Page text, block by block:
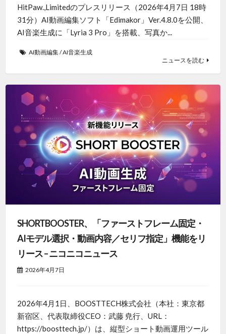
HitPaw.,Limitedのプレスリリース（2026年4月7日 18時
31分）AI動画編集ソフト「Edimakor」Ver.4.8.0を公開、
AI音楽生成に「Lyria 3 Pro」を搭載、写真か...
AI動画編集/AI音楽生成
ニュースを読む
SHORTBOOSTER、「ファーストフレーム固定・
AIモデル選択・動画内容／セリフ指定」機能をリ
リース – ニコニコニュース
2026年4月7日
2026年4月1日、BOOSTTECH株式会社（本社：東京都
新宿区、代表取締役CEO：武藤 尭行、URL：
https://boosttech.jp/）は、縦型ショート動画運用ツール